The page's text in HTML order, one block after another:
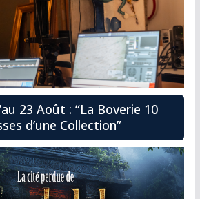
23 Août : “La Boverie 10
d’une Collection”